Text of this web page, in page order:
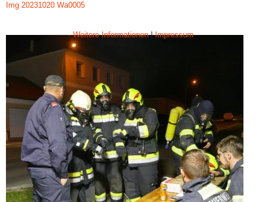
Img 20231020 Wa0005
AKZEPTIEREN
Weitere Informationen|Impressum